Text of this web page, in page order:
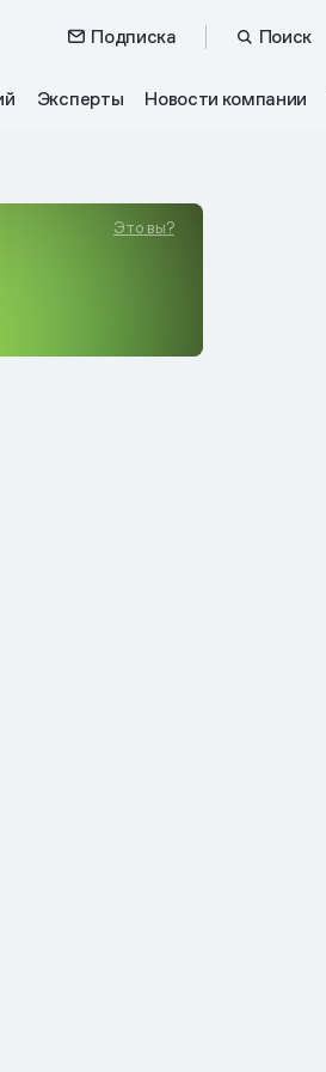
Подписка Поиск
Эксперты Новости компании
Это вы?